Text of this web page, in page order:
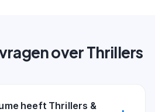
over Thrillers
heeft Thrillers &